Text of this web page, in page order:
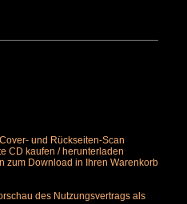
und Rückseiten-Scan
CD kaufen / herunterladen
zum Download in Ihren Warenkorb
des Nutzungsvertrags als